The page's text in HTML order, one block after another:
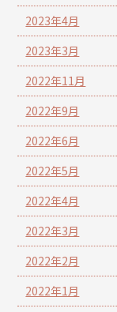
2023年4月
2023年3月
2022年11月
2022年9月
2022年6月
2022年5月
2022年4月
2022年3月
2022年2月
2022年1月